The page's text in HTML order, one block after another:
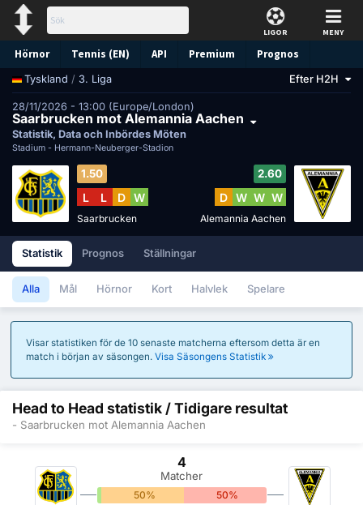
LIGOR MENY
Hörnor Tennis (EN) API Premium Prognos
Tyskland / 3. Liga Efter H2H
28/11/2026 - 13:00 (Europe/London)
Saarbrucken mot Alemannia Aachen
Statistik, Data och Inbördes Möten
Stadium - Hermann-Neuberger-Stadion
1.50
L L D W
Saarbrucken
2.60
D W W W
Alemannia Aachen
Statistik Prognos Ställningar
Alla Mål Hörnor Kort Halvlek Spelare
Visar statistiken för de 10 senaste matcherna eftersom detta är en
match i början av säsongen. Visa Säsongens Statistik
Head to Head statistik / Tidigare resultat
- Saarbrucken mot Alemannia Aachen
4
Matcher
50% 50%